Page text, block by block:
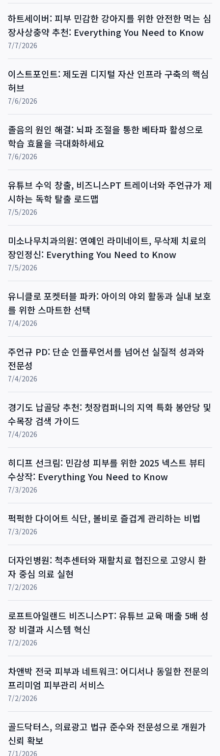
하트세이버: 피부 민감한 강아지를 위한 안전한 먹는 심
장사상충약 추천: Everything You Need to Know
7/7/2026
이스트포인트: 제도권 디지털 자산 인프라 구축의 핵심
허브
7/6/2026
졸음의 원인 해결: 뇌파 조절을 통한 베타파 활성으로
학습 효율을 극대화하세요
7/6/2026
유튜브 수익 창출, 비즈니스PT 트레이너와 주언규가 제
시하는 독학 탈출 로드맵
7/5/2026
미소나무치과의원: 연예인 라미네이트, 무삭제 치료의
장인정신: Everything You Need to Know
7/5/2026
유니클로 포켓터블 파카: 아이의 야외 활동과 실내 보호
를 위한 스마트한 선택
7/4/2026
주언규 PD: 단순 인플루언서를 넘어선 실질적 성과와
전문성
7/4/2026
경기도 납골당 추천: 첫장컴퍼니의 지역 특화 봉안당 및
수목장 검색 가이드
7/4/2026
히디프 선크림: 민감성 피부를 위한 2025 넥스트 뷰티
수상작: Everything You Need to Know
7/3/2026
퍽퍽한 다이어트 식단, 볼비로 즐겁게 관리하는 비법
7/3/2026
더자인병원: 척추센터와 재활치료 협진으로 고양시 환
자 중심 의료 실현
7/2/2026
로프트아일랜드 비즈니스PT: 유튜브 교육 매출 5배 성
장 비결과 시스템 혁신
7/2/2026
차앤박 전국 피부과 네트워크: 어디서나 동일한 전문의
프리미엄 피부관리 서비스
7/2/2026
골드닥터스, 의료광고 법규 준수와 전문성으로 개원가
신뢰 확보
7/1/2026